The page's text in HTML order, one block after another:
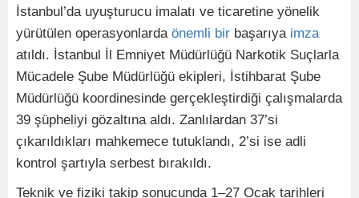
İstanbul’da uyuşturucu imalatı ve ticaretine yönelik
yürütülen operasyonlarda önemli bir başarıya imza
atıldı. İstanbul İl Emniyet Müdürlüğü Narkotik Suçlarla
Mücadele Şube Müdürlüğü ekipleri, İstihbarat Şube
Müdürlüğü koordinesinde gerçekleştirdiği çalışmalarda
39 şüpheliyi gözaltına aldı. Zanlılardan 37’si
çıkarıldıkları mahkemece tutuklandı, 2’si ise adli
kontrol şartıyla serbest bırakıldı.
Teknik ve fiziki takip sonucunda 1–27 Ocak tarihleri